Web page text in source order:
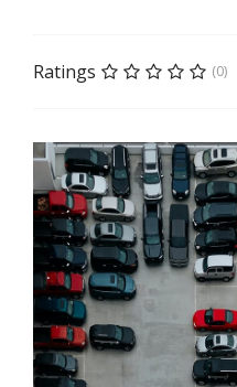
Ratings (0)